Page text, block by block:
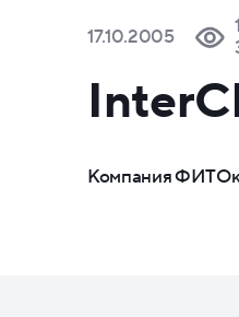
17.10.2005
1
Компания